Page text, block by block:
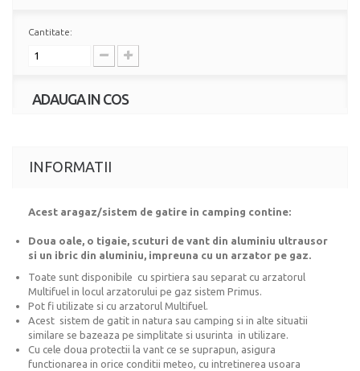
Cantitate:
ADAUGA IN COS
INFORMATII
Acest aragaz/sistem de gatire in camping contine:
Doua oale, o tigaie, scuturi de vant din aluminiu ultrausor
si un ibric din aluminiu, impreuna cu un arzator pe gaz.
Toate sunt disponibile cu spirtiera sau separat cu arzatorul
Multifuel in locul arzatorului pe gaz sistem Primus.
Pot fi utilizate si cu arzatorul Multifuel.
Acest sistem de gatit in natura sau camping si in alte situatii
similare se bazeaza pe simplitate si usurinta in utilizare.
Cu cele doua protectii la vant ce se suprapun, asigura
functionarea in orice conditii meteo, cu intretinerea usoara